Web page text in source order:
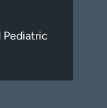
Pediatric